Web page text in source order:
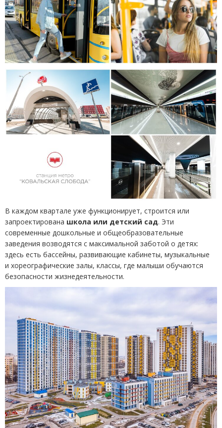
В каждом квартале уже функционирует, строится или
запроектирована школа или детский сад. Эти
современные дошкольные и общеобразовательные
заведения возводятся с максимальной заботой о детях:
здесь есть бассейны, развивающие кабинеты, музыкальные
и хореографические залы, классы, где малыши обучаются
безопасности жизнедеятельности.